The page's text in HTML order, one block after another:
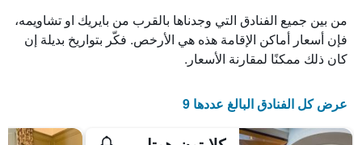
من بين جميع الفنادق التي وجدناها بالقرب من بايريك او تشاويمه،
فإن أسعار أماكن الإقامة هذه هي الأرخص. فكّر بتواريخ بديلة إن
كان ذلك ممكنًا لمقارنة الأسعار.
عرض كل الفنادق البالغ عددها 9